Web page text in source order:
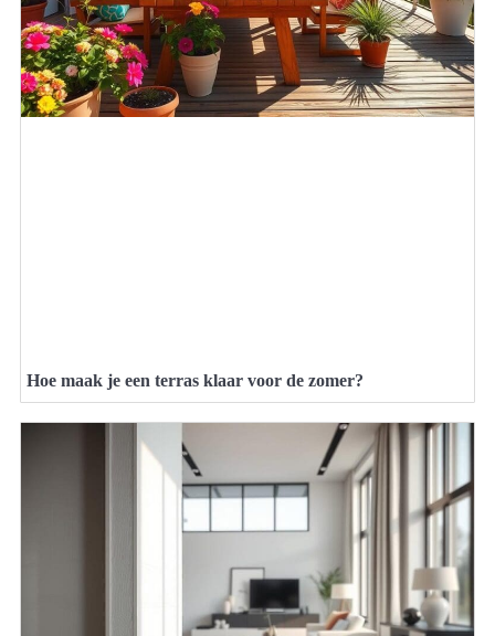
Hoe maak je een terras klaar voor de zomer?